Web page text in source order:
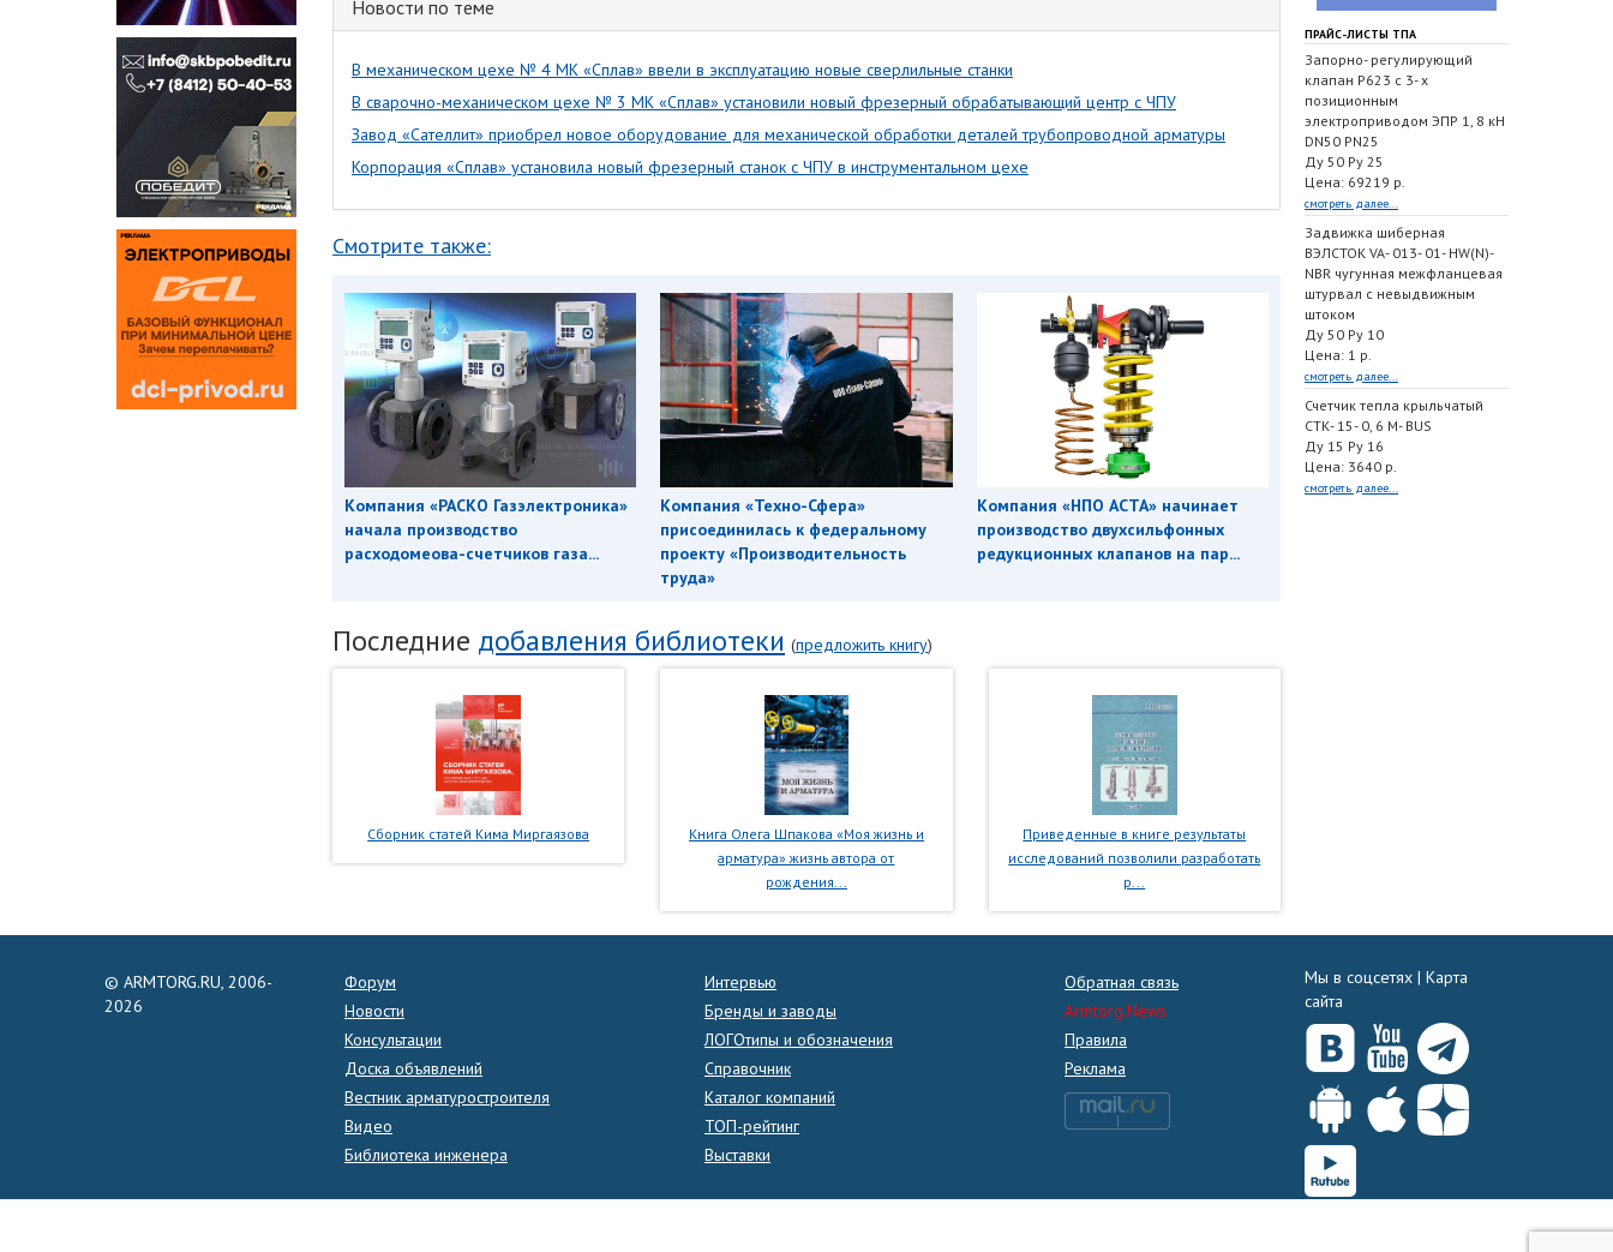
Новости по теме
В механическом цехе № 4 МК «Сплав» ввели в эксплуатацию новые сверлильные станки
В сварочно-механическом цехе № 3 МК «Сплав» установили новый фрезерный обрабатывающий центр с ЧПУ
Завод «Сателлит» приобрел новое оборудование для механической обработки деталей трубопроводной арматуры
Корпорация «Сплав» установила новый фрезерный станок с ЧПУ в инструментальном цехе
Смотрите также:
Компания «РАСКО Газэлектроника»
начала производство
расходомеова-счетчиков газа...
Компания «Техно-Сфера»
присоединилась к федеральному
проекту «Производительность
труда»
Компания «НПО АСТА» начинает
производство двухсильфонных
редукционных клапанов на пар...
Последние добавления библиотеки (предложить книгу)
Сборник статей Кима Миргаязова
Книга Олега Шпакова «Моя жизнь и
арматура» жизнь автора от
рождения...
Приведенные в книге результаты
исследований позволили разработать
р...
ПРАЙС-ЛИСТЫ ТПА
Запорно- регулирующий
клапан Р623 с 3- х
позиционным
электроприводом ЭПР 1, 8 кН
DN50 PN25
Ду 50 Ру 25
Цена: 69219 р.
смотреть далее...
Задвижка шиберная
ВЭЛСТОК VA- 013- 01- HW(N)-
NBR чугунная межфланцевая
штурвал с невыдвижным
штоком
Ду 50 Ру 10
Цена: 1 р.
смотреть далее...
Счетчик тепла крыльчатый
СТК- 15- 0, 6 M- BUS
Ду 15 Ру 16
Цена: 3640 р.
смотреть далее...
© ARMTORG.RU, 2006-
2026
Форум
Новости
Консультации
Доска объявлений
Вестник арматуростроителя
Видео
Библиотека инженера
Интервью
Бренды и заводы
ЛОГОтипы и обозначения
Справочник
Каталог компаний
ТОП-рейтинг
Выставки
Обратная связь
Armtorg.News
Правила
Реклама
Мы в соцсетях | Карта
сайта